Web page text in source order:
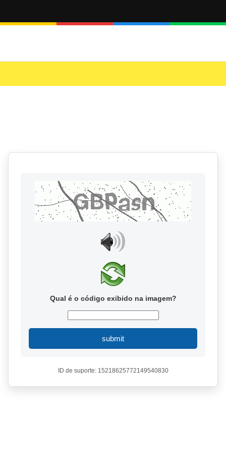
Qual é o código exibido na imagem?
submit
ID de suporte: 15218625772149540830